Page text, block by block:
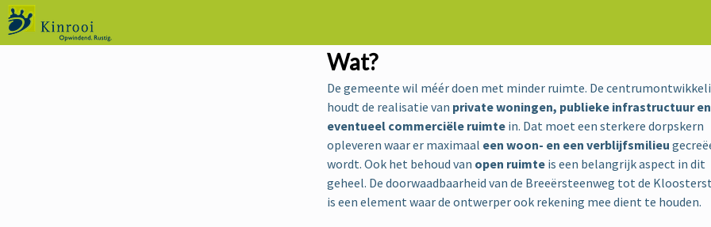
Wat?
De gemeente wil méér doen met minder ruimte. De
houdt de realisatie van private woningen, publieke infrastructuur en
eventueel commerciële ruimte in. Dat moet een sterkere dorpskern
opleveren waar er maximaal een woon- en een verblijfsmilieu
wordt. Ook het behoud van open ruimte is een belangrijk aspect in dit
geheel. De doorwaadbaarheid van de Breeërsteenweg tot de
is een element waar de ontwerper ook rekening mee dient te houden.